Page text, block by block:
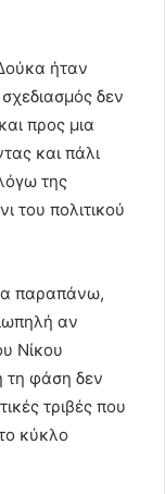
ήταν
δεν
προς μια
και πάλι
της
του πολιτικού
παραπάνω,
αν
Νίκου
τη φάση δεν
τριβές που
κύκλο